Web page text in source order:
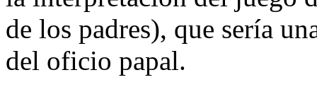
de los padres), que sería
del oficio papal.